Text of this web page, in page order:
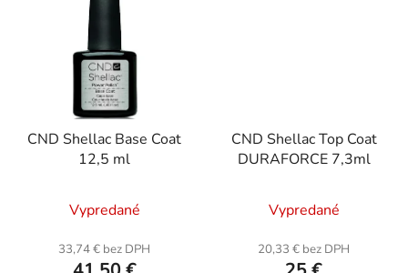
CND Shellac Base Coat
12,5 ml
Vypredané
33,74 € bez DPH
CND Shellac Top Coat
DURAFORCE 7,3ml
Vypredané
20,33 € bez DPH